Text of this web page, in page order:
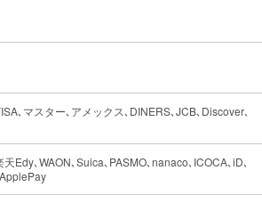
､マスター､アメックス､DINERS､JCB､Discover､
天Edy､WAON､Suica､PASMO､nanaco､ICOCA､iD､